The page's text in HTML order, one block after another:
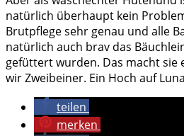
natürlich überhaupt kein
Brutpflege sehr genau und alle
natürlich auch brav das
gefüttert wurden. Das macht sie
wir Zweibeiner. Ein Hoch auf
teilen
merken